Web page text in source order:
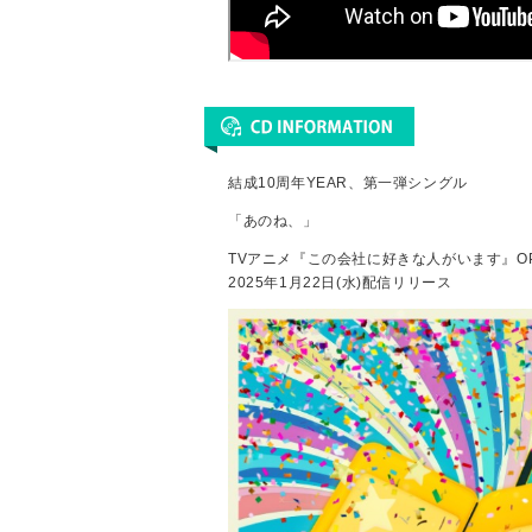
結成10周年YEAR、第一弾シングル
「あのね、」
TVアニメ『この会社に好きな人がいます』
2025年1月22日(水)配信リリース